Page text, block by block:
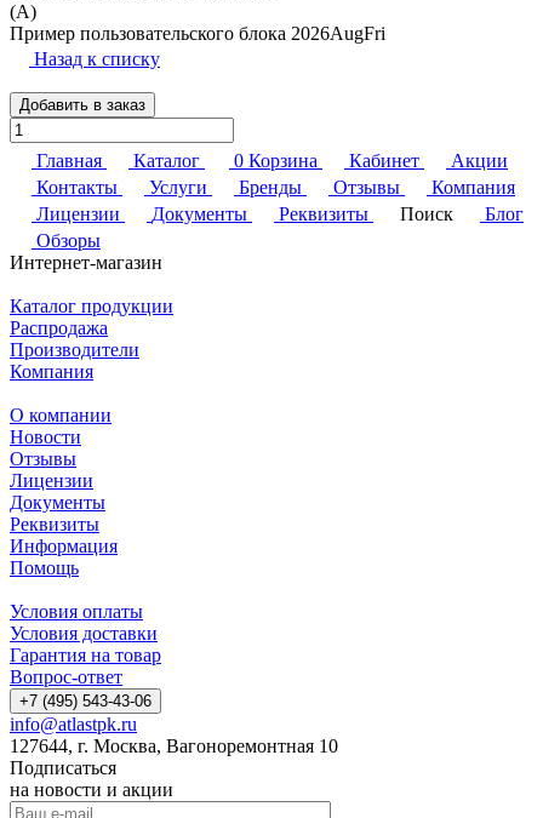
(A)
Пример пользовательского блока 2026AugFri
Назад к списку
Добавить в заказ
Главная Каталог 0 Корзина Кабинет
Акции
Контакты
Услуги Бренды Отзывы
Компания
Лицензии
Документы Реквизиты Поиск
Блог
Обзоры
Интернет-магазин
Каталог продукции
Распродажа
Производители
Компания
О компании
Новости
Отзывы
Лицензии
Документы
Реквизиты
Информация
Помощь
Условия оплаты
Условия доставки
Гарантия на товар
Вопрос-ответ
+7 (495) 543-43-06
info@atlastpk.ru
127644, г. Москва, Вагоноремонтная 10
Подписаться
на новости и акции